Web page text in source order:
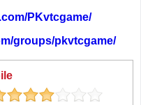
PKvtcgame/
groups/pkvtcgame/